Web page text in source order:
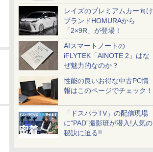
レイズのプレミアムカー向け
ブランドHOMURAから
「2×9R」が登場！
AIスマートノートの
iFLYTEK「AINOTE 2」はな
ぜ魅力的なのか？
性能の良いお得な中古PC情
報はこのページでチェック！
「ドスパラTV」の配信現場
に“PAD”撮影班が潜入!人気の
秘訣に迫る!!